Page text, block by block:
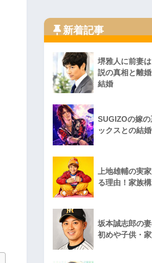
新着記事
堺雅人に前妻
説の真相と離
結婚
SUGIZOの嫁
ックスとの結
上地雄輔の実
る理由！家族
坂本誠志郎の
初めや子供・